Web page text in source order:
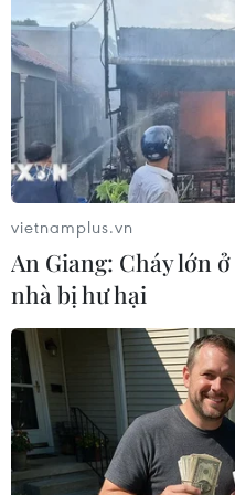
Nhiều khách du lịch nước
vietnamplus.vn
An Giang: Cháy lớn
nhà bị hư hại